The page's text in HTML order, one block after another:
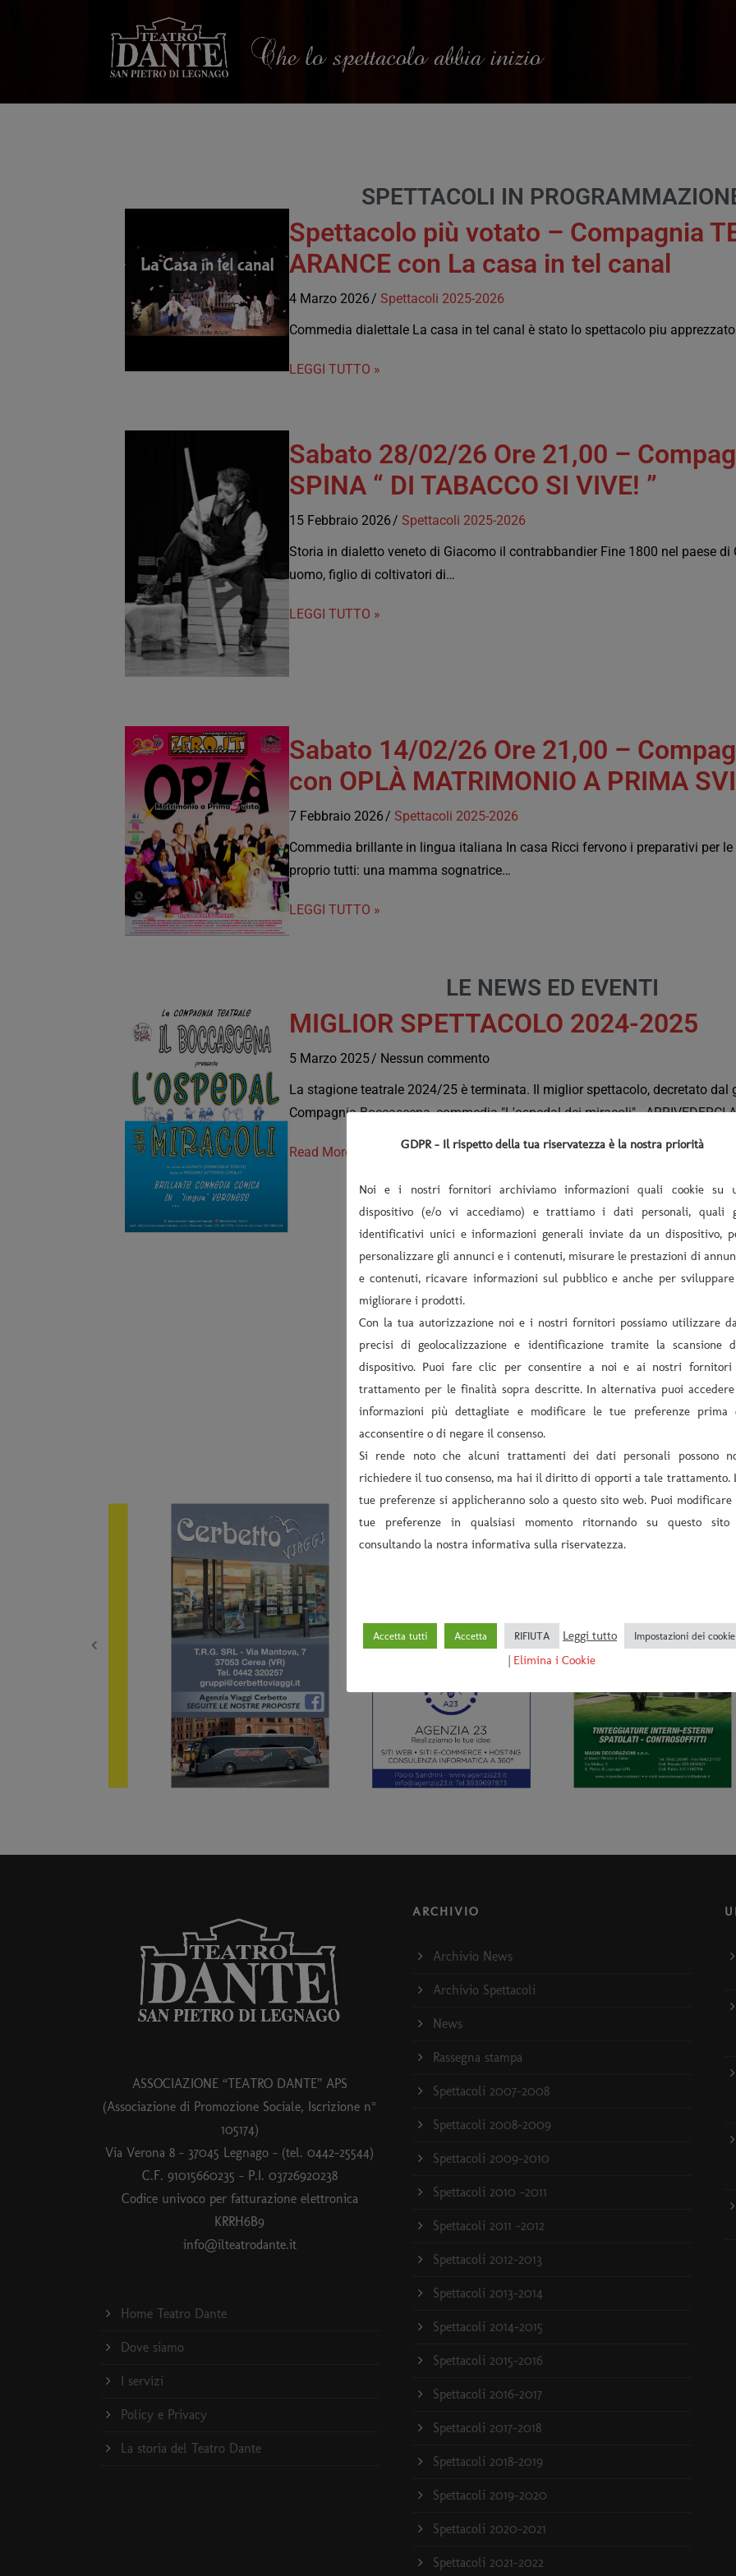
SPETTACOLI IN
Spettacolo più votato – Compagnia
ARANCE con La casa in tel canal
4 Marzo 2026
Spettacoli 2025-2026
Commedia dialettale La casa in tel canal è stato lo spettacolo piu
LEGGI TUTTO »
Sabato 28/02/26 Ore 21,00 –
SPINA “ DI TABACCO SI VIVE! ”
15 Febbraio 2026
Spettacoli 2025-2026
Storia in dialetto veneto di Giacomo il contrabbandier Fine 1800 nel paese di
uomo, figlio di coltivatori di…
LEGGI TUTTO »
Sabato 14/02/26 Ore 21,00 –
con OPLÀ MATRIMONIO A PRIMA
7 Febbraio 2026
Spettacoli 2025-2026
Commedia brillante in lingua italiana In casa Ricci fervono i preparativi per
proprio tutti: una mamma sognatrice…
LEGGI TUTTO »
LE NEWS ED EVENTI
MIGLIOR SPETTACOLO 2024-2025
5 Marzo 2025
Nessun commento
La stagione teatrale 2024/25 è terminata. Il miglior spettacolo, decretato dal
Compagnia Boccascena, commedia "L'ospedal dei miracoli" ARRIVEDERCI
Read More »
I NOSTRI SPONSOR
ASSOCIAZIONE “TEATRO DANTE” APS
(Associazione di Promozione Sociale, Iscrizione n°
105174)
Via Verona 8 – 37045 Legnago – (tel. 0442-25544)
C.F. 91015660235 - P.I. 03726920238
Codice univoco per fatturazione elettronica
KRRH6B9
info@ilteatrodante.it
Home Teatro Dante
Dove siamo
I servizi
Policy e Privacy
La storia del Teatro Dante
ARCHIVIO
Archivio News
Archivio Spettacoli
News
Rassegna stampa
Spettacoli 2007-2008
Spettacoli 2008-2009
Spettacoli 2009-2010
Spettacoli 2010 -2011
Spettacoli 2011 -2012
Spettacoli 2012-2013
Spettacoli 2013-2014
Spettacoli 2014-2015
Spettacoli 2015-2016
Spettacoli 2016-2017
Spettacoli 2017-2018
Spettacoli 2018-2019
Spettacoli 2019-2020
Spettacoli 2020-2021
Spettacoli 2021-2022
GDPR - Il rispetto della tua riservatezza è la nostra priorità
Noi e i nostri fornitori archiviamo informazioni quali cookie su
dispositivo (e/o vi accediamo) e trattiamo i dati personali, quali
identificativi unici e informazioni generali inviate da un dispositivo,
personalizzare gli annunci e i contenuti, misurare le prestazioni di
e contenuti, ricavare informazioni sul pubblico e anche per
migliorare i prodotti.
Con la tua autorizzazione noi e i nostri fornitori possiamo utilizzare
precisi di geolocalizzazione e identificazione tramite la scansione
dispositivo. Puoi fare clic per consentire a noi e ai nostri
trattamento per le finalità sopra descritte. In alternativa puoi
informazioni più dettagliate e modificare le tue preferenze prima
acconsentire o di negare il consenso.
Si rende noto che alcuni trattamenti dei dati personali possono
richiedere il tuo consenso, ma hai il diritto di opporti a tale trattamento.
tue preferenze si applicheranno solo a questo sito web. Puoi modificare
tue preferenze in qualsiasi momento ritornando su questo
consultando la nostra informativa sulla riservatezza.
Accetta tutti Accetta RIFIUTA Leggi tutto Impostazioni dei cookie
| Elimina i Cookie